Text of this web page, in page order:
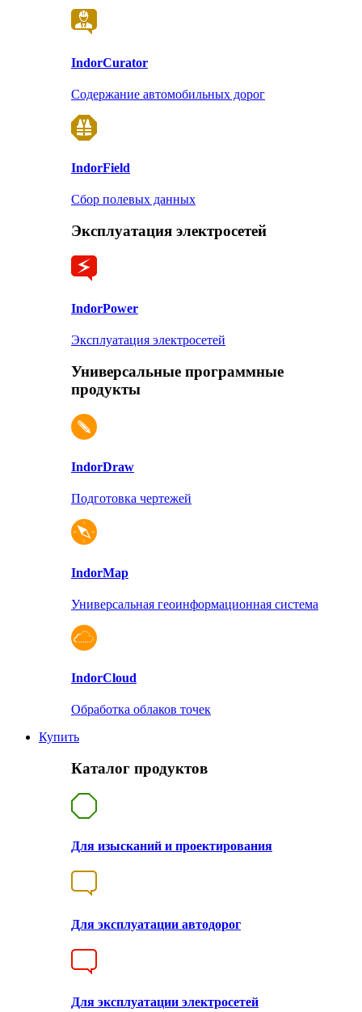
IndorCurator
Содержание автомобильных дорог
IndorField
Сбор полевых данных
Эксплуатация электросетей
IndorPower
Эксплуатация электросетей
Универсальные программные
продукты
IndorDraw
Подготовка чертежей
IndorMap
Универсальная геоинформационная система
IndorCloud
Обработка облаков точек
Купить
Каталог продуктов
Для изысканий и проектирования
Для эксплуатации автодорог
Для эксплуатации электросетей